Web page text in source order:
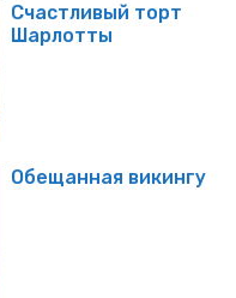
Счастливый торт
Шарлотты
Обещанная викингу